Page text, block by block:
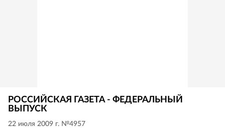
РОССИЙСКАЯ ГАЗЕТА - ФЕДЕРАЛЬНЫЙ
ВЫПУСК
22 июля 2009 г. №4957